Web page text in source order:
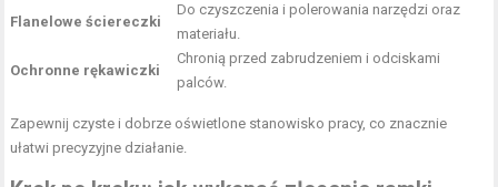
Flanelowe ściereczki
Do czyszczenia i polerowania narzędzi oraz
materiału.
Ochronne rękawiczki
Chronią przed zabrudzeniem i odciskami
palców.
Zapewnij czyste i dobrze oświetlone stanowisko pracy, co znacznie
ułatwi precyzyjne działanie.